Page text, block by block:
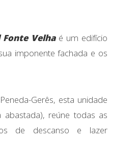
Fonte Velhaé um edifício
imponente fachada e os
Gerês, esta unidade
reúne todas as
de descanso e lazer